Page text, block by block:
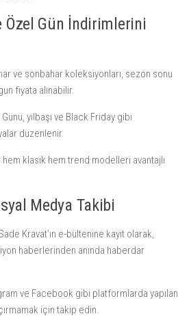
Özel Gün İndirimlerini
ve sonbahar koleksiyonları, sezon sonu
fiyata alınabilir.
yılbaşı ve Black Friday gibi
düzenlenir.
klasik hem trend modelleri avantajlı
Medya Takibi
Kravat’ın e-bültenine kayıt olarak,
haberlerinden anında haberdar
ve Facebook gibi platformlarda yapılan
için takip edin.